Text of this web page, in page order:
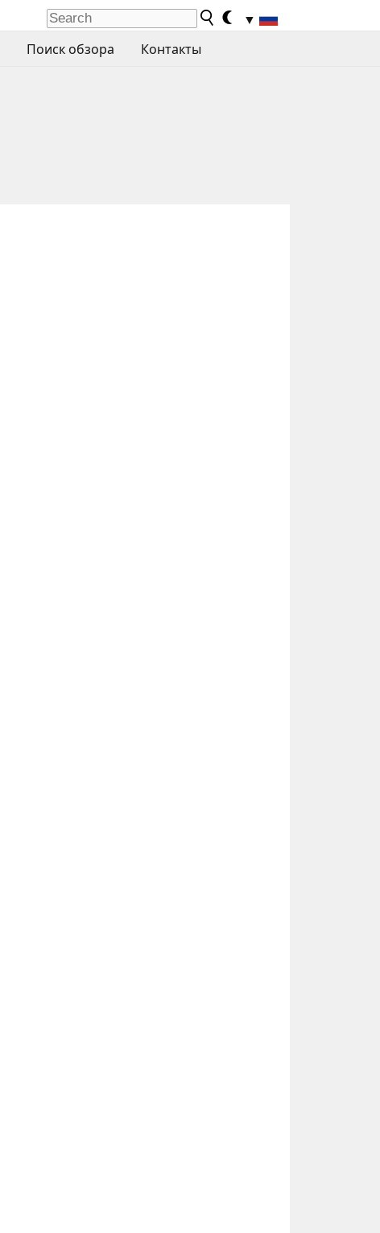
▼
Поиск обзора Контакты